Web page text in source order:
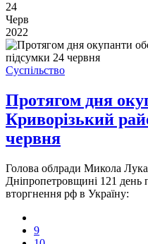
24
Черв
2022
Суспільство
Протягом дня
Криворізький
червня
Голова облради Микола
Дніпропетровщині 121
вторгнення рф в Україну:
9